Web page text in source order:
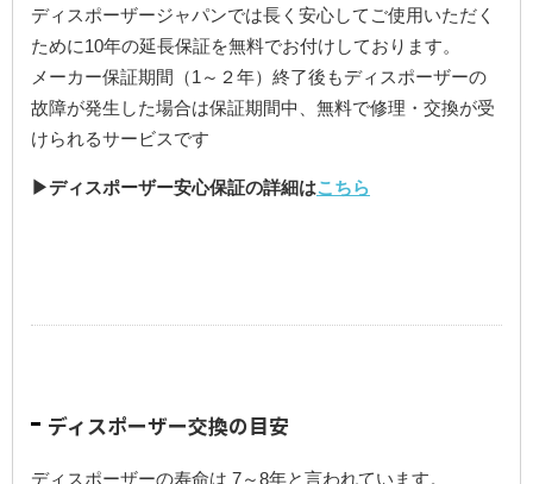
ディスポーザージャパンでは長く安心してご使用いただく
ために10年の延長保証を無料でお付けしております。
メーカー保証期間（1～２年）終了後もディスポーザーの
故障が発生した場合は保証期間中、無料で修理・交換が受
けられるサービスです
▶ディスポーザー安心保証の詳細はこちら
ディスポーザー交換の目安
ディスポーザーの寿命は 7～8年と言われています。